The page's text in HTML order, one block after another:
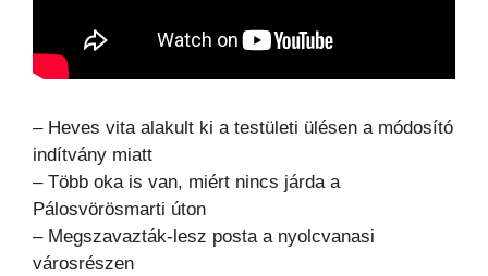
– Heves vita alakult ki a testületi ülésen a módosító
indítvány miatt
– Több oka is van, miért nincs járda a
Pálosvörösmarti úton
– Megszavazták-lesz posta a nyolcvanasi
városrészen